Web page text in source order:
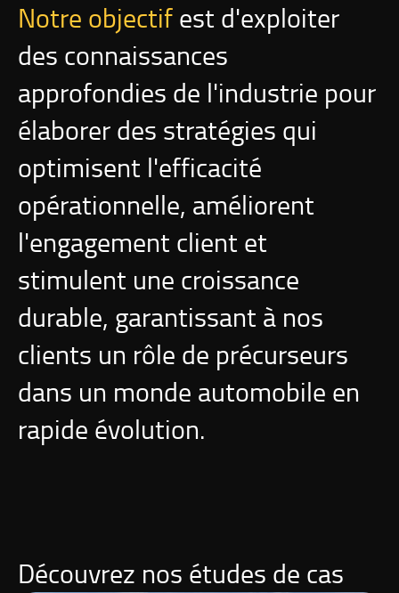
Notre objectifest d'exploiter
des connaissances
approfondies de l'industrie pour
élaborer des stratégies qui
optimisent l'efficacité
opérationnelle, améliorent
l'engagement client et
stimulent une croissance
durable, garantissant à nos
clients un rôle de précurseurs
dans un monde automobile en
rapide évolution.
Découvrez nos études de cas